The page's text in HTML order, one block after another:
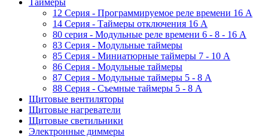
Таймеры
12 Серия - Программируемое реле времени 16 A
14 Серия - Таймеры отключения 16 A
80 серия - Модульные реле времени 6 - 8 - 16 A
83 Серия - Модульные таймеры
85 Серия - Миниатюрные таймеры 7 - 10 A
86 Серия - Модульные таймеры
87 Серия - Модульные таймеры 5 - 8 А
88 Серия - Съемные таймеры 5 - 8 A
Щитовые вентиляторы
Щитовые нагреватели
Щитовые светильники
Электронные диммеры